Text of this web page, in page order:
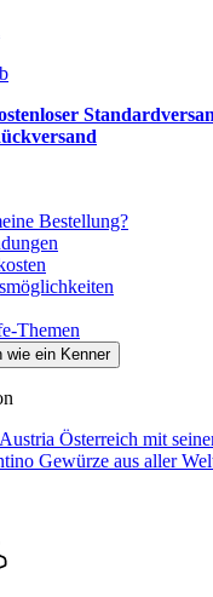
Bestellung?
Themen
Österreich mit
Gewürze aus aller